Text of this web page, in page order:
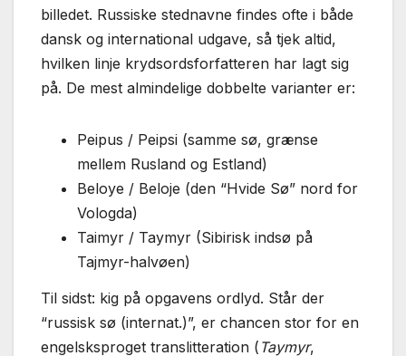
billedet. Russiske stednavne findes ofte i både
dansk og international udgave, så tjek altid,
hvilken linje krydsordsforfatteren har lagt sig
på. De mest almindelige dobbelte varianter er:
Peipus / Peipsi (samme sø, grænse
mellem Rusland og Estland)
Beloye / Beloje (den “Hvide Sø” nord for
Vologda)
Taimyr / Taymyr (Sibirisk indsø på
Tajmyr-halvøen)
Til sidst: kig på opgavens ordlyd. Står der
“russisk sø (internat.)”, er chancen stor for en
engelsksproget translitteration ( Taymyr,